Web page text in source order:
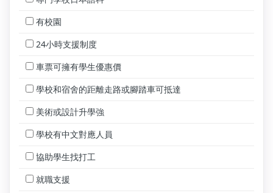
有校園
24小時支援制度
車票可擁有學生優惠價
學校和宿舍的距離走路或腳踏車可抵達
美術或設計升學強
學校有中文對應人員
協助學生找打工
就職支援